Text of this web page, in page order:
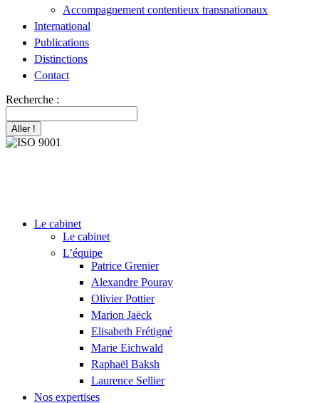
Accompagnement contentieux transnationaux
International
Publications
Distinctions
Contact
Recherche :
Le cabinet
Le cabinet
L’équipe
Patrice Grenier
Alexandre Pouray
Olivier Pottier
Marion Jaëck
Elisabeth Frétigné
Marie Eichwald
Raphaël Baksh
Laurence Sellier
Nos expertises